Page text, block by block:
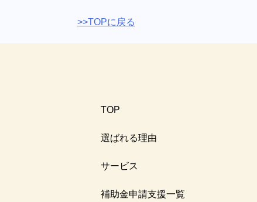
>>TOPに戻る
TOP
選ばれる理由
サービス
補助金申請支援一覧